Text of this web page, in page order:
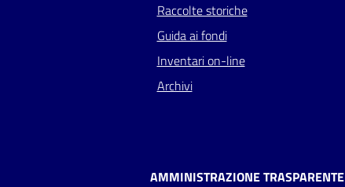
Raccolte storiche
Guida ai fondi
Inventari on-line
Archivi
AMMINISTRAZIONE TRASPARENTE